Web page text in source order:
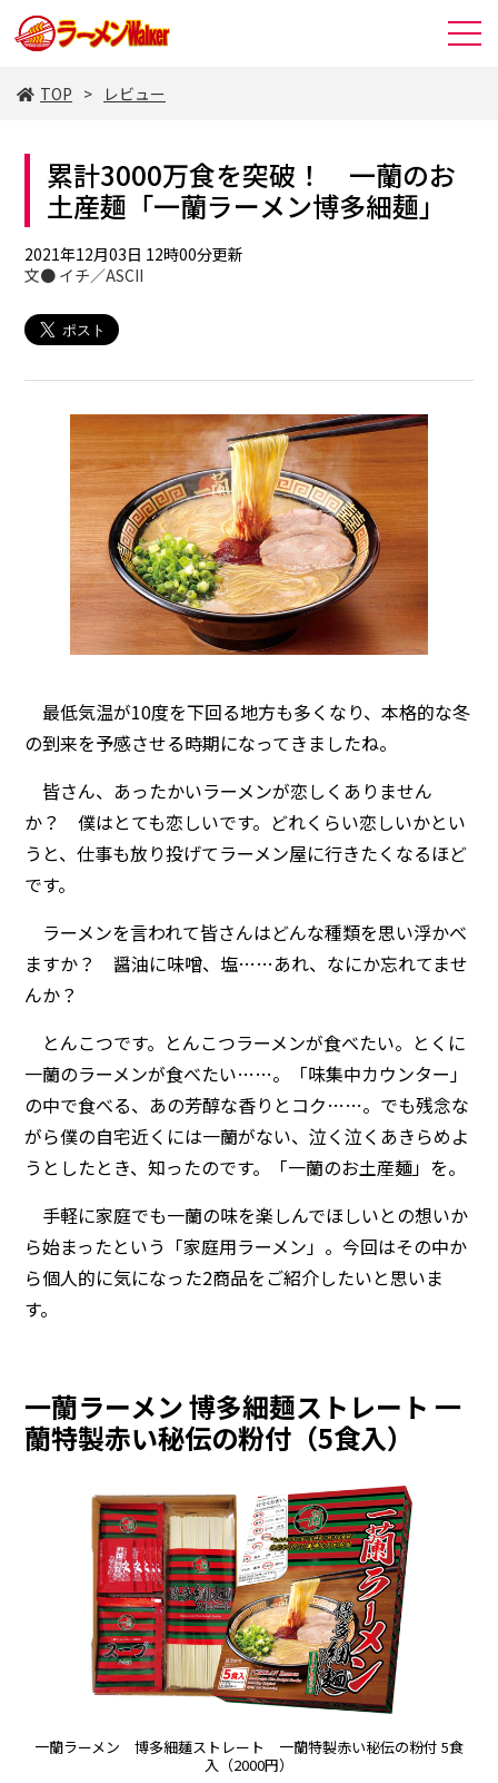
TOP レビュー
累計3000万食を突破！ 一蘭のお
土産麺「一蘭ラーメン博多細麺」
2021年12月03日 12時00分更新
文● イチ／ASCII
最低気温が10度を下回る地方も多くなり、本格的な冬
の到来を予感させる時期になってきましたね。
皆さん、あったかいラーメンが恋しくありません
か？ 僕はとても恋しいです。どれくらい恋しいかとい
うと、仕事も放り投げてラーメン屋に行きたくなるほど
です。
ラーメンを言われて皆さんはどんな種類を思い浮かべ
ますか？ 醤油に味噌、塩……あれ、なにか忘れてませ
んか？
とんこつです。とんこつラーメンが食べたい。とくに
一蘭のラーメンが食べたい……。「味集中カウンター」
の中で食べる、あの芳醇な香りとコク……。でも残念な
がら僕の自宅近くには一蘭がない、泣く泣くあきらめよ
うとしたとき、知ったのです。「一蘭のお土産麺」を。
手軽に家庭でも一蘭の味を楽しんでほしいとの想いか
ら始まったという「家庭用ラーメン」。今回はその中か
ら個人的に気になった2商品をご紹介したいと思いま
す。
一蘭ラーメン 博多細麺ストレート 一
蘭特製赤い秘伝の粉付（5食入）
一蘭ラーメン 博多細麺ストレート 一蘭特製赤い秘伝の粉付 5食
入（2000円）